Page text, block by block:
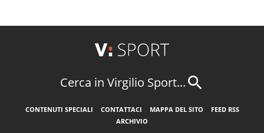
Cerca in Virgilio Sport...
CONTENUTI SPECIALI CONTATTACI MAPPA DEL SITO
FEED RSS
ARCHIVIO